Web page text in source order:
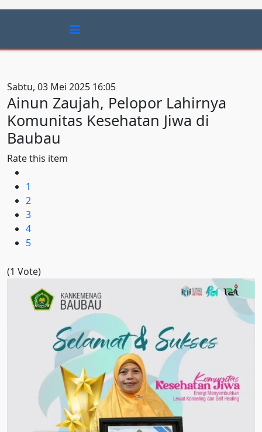
Sabtu, 03 Mei 2025 16:05
Ainun Zaujah, Pelopor Lahirnya
Komunitas Kesehatan Jiwa di
Baubau
Rate this item
1
2
3
4
5
(1 Vote)